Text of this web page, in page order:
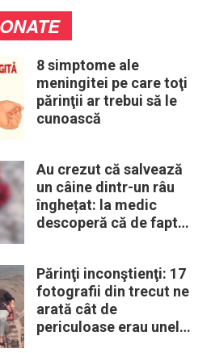
8 simptome ale
meningitei pe care toţi
părinţii ar trebui să le
cunoască
Au crezut că salvează
un câine dintr-un râu
înghețat: la medic
descoperă că de fapt
Părinţi inconştienţi: 17
fotografii din trecut ne
arată cât de
periculoase erau unele